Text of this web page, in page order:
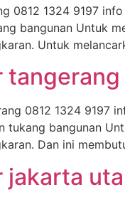
0812 1324 9197
bangunan Untuk
Untuk
0812 1324 9197
tukang bangunan
Dan ini
jakarta